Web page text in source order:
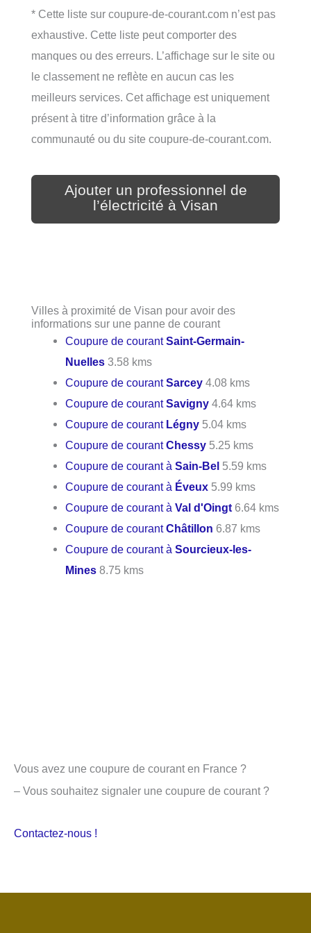
* Cette liste sur coupure-de-courant.com n’est pas
exhaustive. Cette liste peut comporter des
manques ou des erreurs. L’affichage sur le site ou
le classement ne reflète en aucun cas les
meilleurs services. Cet affichage est uniquement
présent à titre d’information grâce à la
communauté ou du site coupure-de-courant.com.
Ajouter un professionnel de
l’électricité à Visan
Villes à proximité de Visan pour avoir des
informations sur une panne de courant
Coupure de courantSaint-Germain-
Nuelles 3.58 kms
Coupure de courantSarcey 4.08 kms
Coupure de courantSavigny 4.64 kms
Coupure de courant Légny 5.04 kms
Coupure de courantChessy 5.25 kms
Coupure de courant àSain-Bel 5.59 kms
Coupure de courant à Éveux 5.99 kms
Coupure de courant àVal d'Oingt 6.64 kms
Coupure de courantChâtillon 6.87 kms
Coupure de courant àSourcieux-les-
Mines 8.75 kms
Vous avez une coupure de courant en France ?
– Vous souhaitez signaler une coupure de courant ?
Contactez-nous !